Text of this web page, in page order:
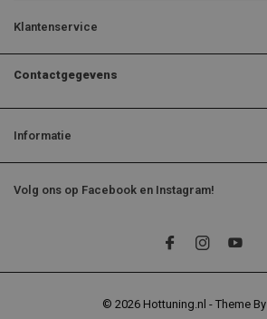
Klantenservice
Contactgegevens
Informatie
Volg ons op Facebook en Instagram!
© 2026 Hottuning.nl - Theme By